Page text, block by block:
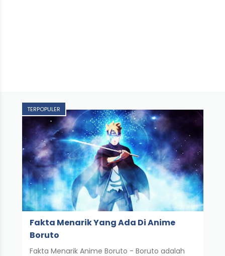
TERPOPULER
Fakta Menarik Yang Ada Di Anime
Boruto
Fakta Menarik Anime Boruto - Boruto adalah